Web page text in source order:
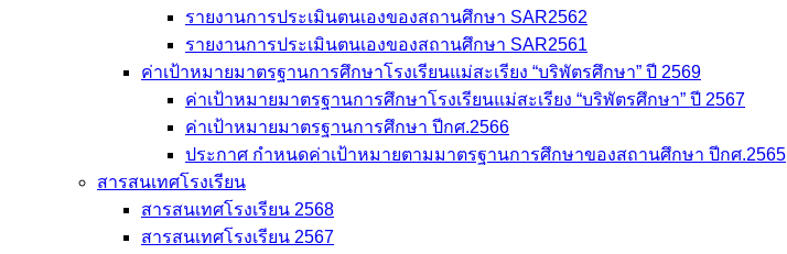
รายงานการประเมินตนเองของสถานศึกษา SAR2562
รายงานการประเมินตนเองของสถานศึกษา SAR2561
ค่าเป้าหมายมาตรฐานการศึกษาโรงเรียนแม่สะเรียง “บริพัตรศึกษา” ปี 2569
ค่าเป้าหมายมาตรฐานการศึกษาโรงเรียนแม่สะเรียง “บริพัตรศึกษา” ปี 2567
ค่าเป้าหมายมาตรฐานการศึกษา ปีกศ.2566
ประกาศ กำหนดค่าเป้าหมายตามมาตรฐานการศึกษาของสถานศึกษา ปีกศ.2565
สารสนเทศโรงเรียน
สารสนเทศโรงเรียน 2568
สารสนเทศโรงเรียน 2567